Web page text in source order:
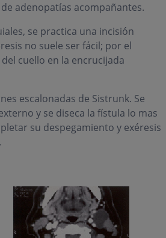
adenopatías acompañantes.
se practica una incisión
no suele ser fácil; por el
cuello en la encrucijada
escalonadas de Sistrunk. Se
y se diseca la fístula lo mas
su despegamiento y exéresis